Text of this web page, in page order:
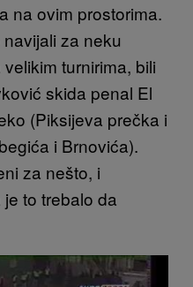
na ovim prostorima.
za neku
turnirima, bili
skida penal El
(Piksijeva prečka i
i Brnovića).
za nešto, i
to trebalo da